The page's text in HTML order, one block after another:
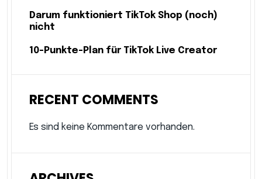
Darum funktioniert TikTok Shop (noch)
nicht
10-Punkte-Plan für TikTok Live Creator
RECENT COMMENTS
Es sind keine Kommentare vorhanden.